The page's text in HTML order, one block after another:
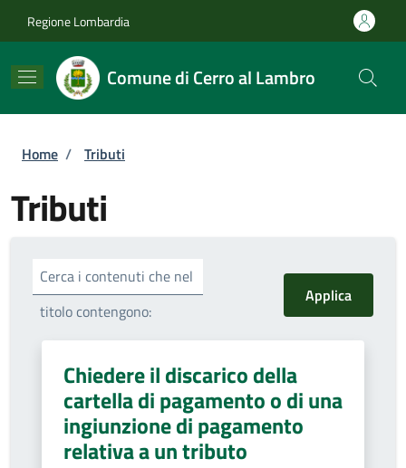
Regione Lombardia
Comune di Cerro al Lambro
Briciole di pane
Home / Tributi
Tributi
Cerca i contenuti che nel
titolo contengono:
Chiedere il discarico della
cartella di pagamento o di una
ingiunzione di pagamento
relativa a un tributo